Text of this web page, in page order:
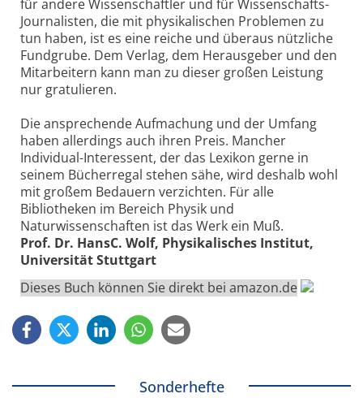
für andere Wissenschaftler und für Wissenschafts-
Journalisten, die mit physikalischen Problemen zu
tun haben, ist es eine reiche und überaus nützliche
Fundgrube. Dem Verlag, dem Herausgeber und den
Mitarbeitern kann man zu dieser großen Leistung
nur gratulieren.
Die ansprechende Aufmachung und der Umfang
haben allerdings auch ihren Preis. Mancher
Individual-Interessent, der das Lexikon gerne in
seinem Bücherregal stehen sähe, wird deshalb wohl
mit großem Bedauern verzichten. Für alle
Bibliotheken im Bereich Physik und
Naturwissenschaften ist das Werk ein Muß.
Prof. Dr. HansC. Wolf, Physikalisches Institut,
Universität Stuttgart
Dieses Buch können Sie direkt bei amazon.de
Sonderhefte